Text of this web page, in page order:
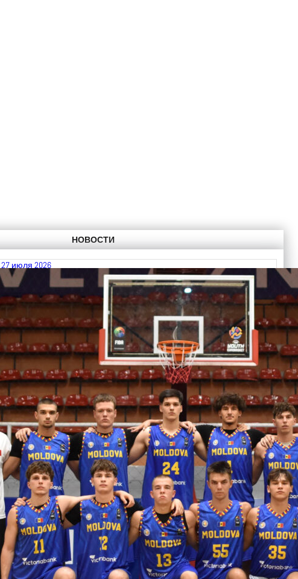
НОВОСТИ
27 июля 2026
Итоги FIBA U18 EuroBasket 2026, Division C
КалендарьТаблица Выберите Обзор Статистика Матч сыгран 0
Читать далее